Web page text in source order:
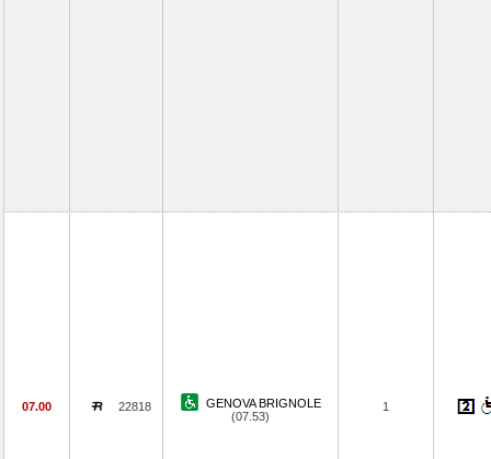
07.00 22818
GENOVA BRIGNOLE
(07.53)
1